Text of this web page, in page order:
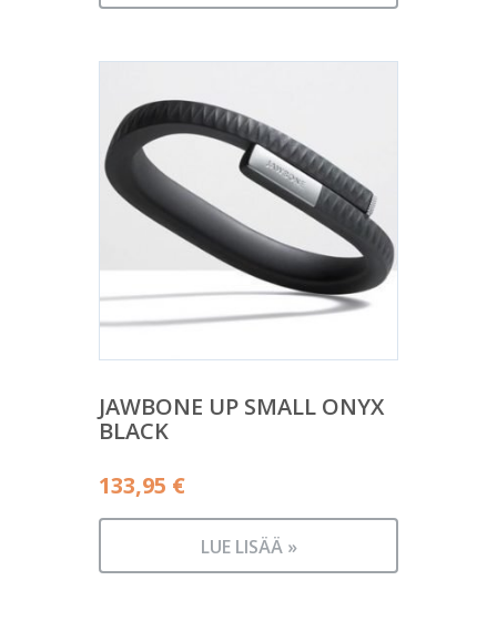
JAWBONE UP SMALL ONYX
BLACK
133,95 €
LUE LISÄÄ »